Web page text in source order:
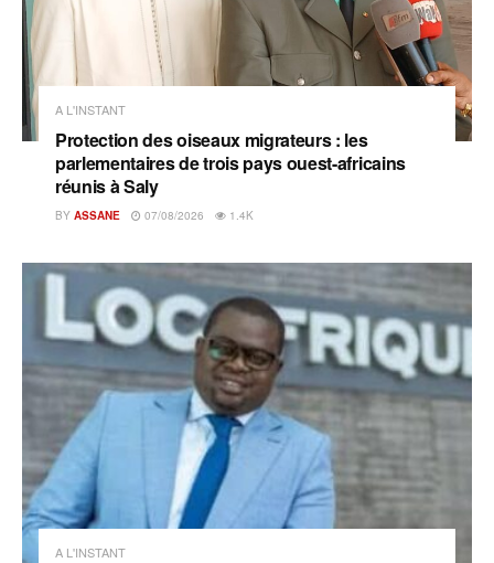
A L'INSTANT
Protection des oiseaux migrateurs : les
parlementaires de trois pays ouest-africains
réunis à Saly
BY ASSANE 07/08/2026 1.4K
A L'INSTANT